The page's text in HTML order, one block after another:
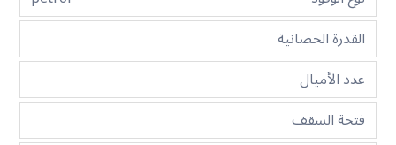
القدرة الحصانية
عدد الأميال
فتحة السقف